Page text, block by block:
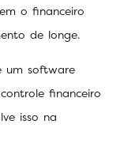
o financeiro
de longe.
um software
financeiro
isso na